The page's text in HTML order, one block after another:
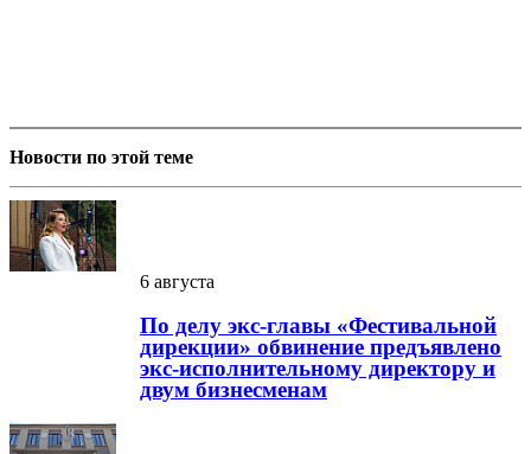
Новости по этой теме
6 августа
По делу экс-главы «Фестивальной
дирекции» обвинение предъявлено
экс-исполнительному директору и
двум бизнесменам